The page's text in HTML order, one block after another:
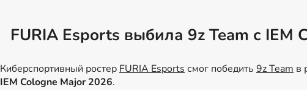
FURIA Esports выбила 9z Team с IEM
Киберспортивный ростер FURIA Esports смог победить 9z Team в
IEM Cologne Major 2026.